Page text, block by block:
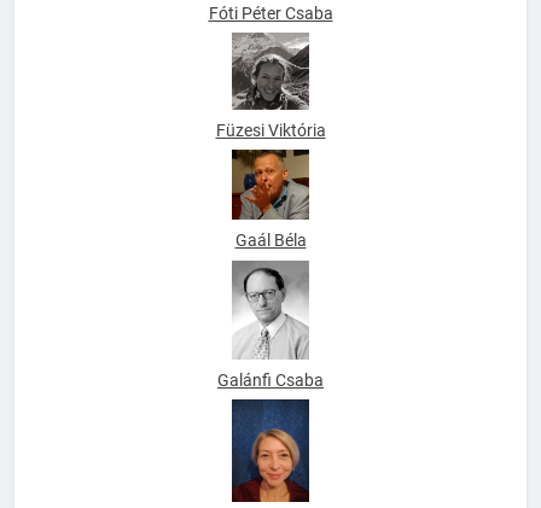
Fóti Péter Csaba
Füzesi Viktória
Gaál Béla
Galánfi Csaba